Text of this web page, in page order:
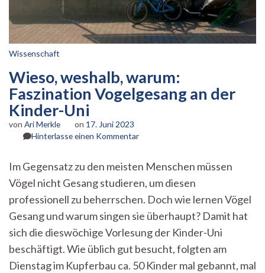
Wissenschaft
Wieso, weshalb, warum:
Faszination Vogelgesang an der
Kinder-Uni
von Ari Merkle on 17. Juni 2023
Hinterlasse einen Kommentarzu
warum:
Faszination
Vogelgesang
an
der
Kinder-
Uni
Im Gegensatz zu den meisten Menschen müssen
Vögel nicht Gesang studieren, um diesen
professionell zu beherrschen. Doch wie lernen Vögel
Gesang und warum singen sie überhaupt? Damit hat
sich die dieswöchige Vorlesung der Kinder-Uni
beschäftigt. Wie üblich gut besucht, folgten am
Dienstag im Kupferbau ca. 50 Kinder mal gebannt, mal